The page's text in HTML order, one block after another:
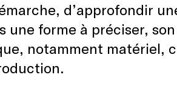
d’approfondir
une forme à préciser,
notamment matériel,